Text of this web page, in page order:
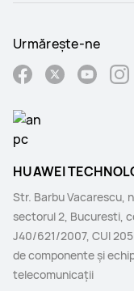
Urmărește-ne
HUAWEI
Str. Barbu Vacarescu,
sectorul 2, Bucuresti,
J40/621/2007, CUI
de componente şi
telecomunicaţii